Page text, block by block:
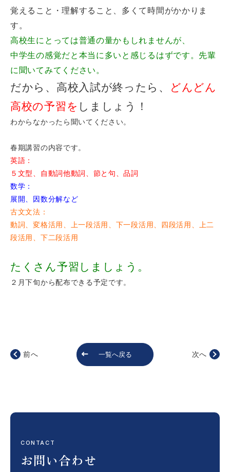
覚えること・理解すること、多くて時間がかかりま
す。
高校生にとっては普通の量かもしれませんが、
中学生の感覚だと本当に多いと感じるはずです。先輩
に聞いてみてください。
だから、高校入試が終ったら、
どんどん
高校の予習を しましょう！
わからなかったら聞いてください。
春期講習の内容です。
英語：
５文型、自動詞他動詞、節と句、品詞
数学：
展開、因数分解など
古文文法：
動詞、変格活用、上一段活用、下一段活用、四段活用、上二
段活用、下二段活用
たくさん予習しましょう。
２月下旬から配布できる予定です。
前へ 一覧へ戻る 次へ
CONTACT
お問い合わせ